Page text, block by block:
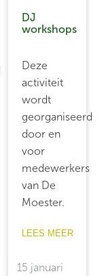
DJ
workshops
Deze
activiteit
wordt
georganiseerd
door en
voor
medewerkers
van De
Moester.
LEES MEER
15 januari